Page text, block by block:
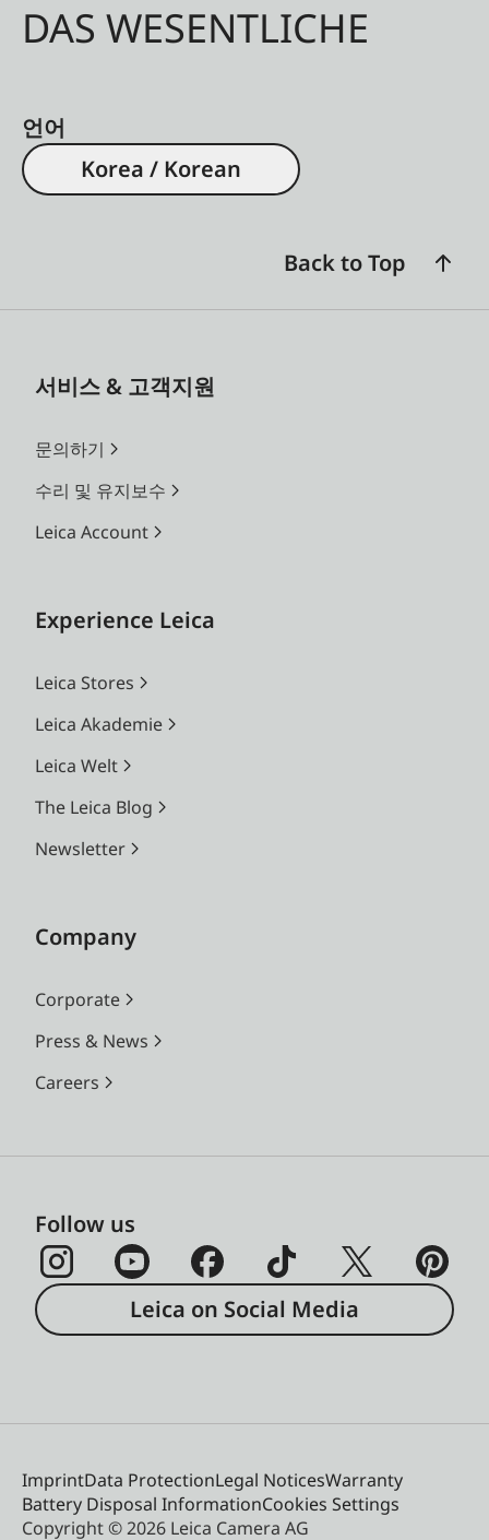
DAS WESENTLICHE
언어
Korea / Korean
Back to Top
서비스 & 고객지원
문의하기
수리 및 유지보수
Leica Account
Experience Leica
Leica Stores
Leica Akademie
Leica Welt
The Leica Blog
Newsletter
Company
Corporate
Press & News
Careers
Follow us
Leica on Social Media
ImprintData ProtectionLegal NoticesWarranty
Battery Disposal InformationCookies Settings
Copyright © 2026 Leica Camera AG